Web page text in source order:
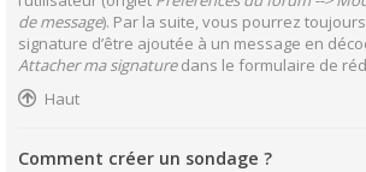
de message). Par la suite, vous pourrez
signature d’être ajoutée à un message en
Attacher ma signaturedans le formulaire de
Haut
Comment créer un sondage ?